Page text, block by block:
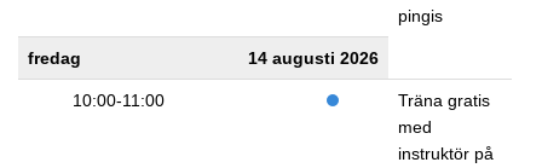
pingis
fredag 14 augusti 2026
10:00-11:00
Träna gratis
med
instruktör på